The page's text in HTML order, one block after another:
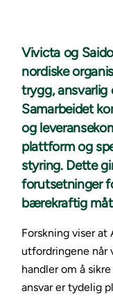
Vivicta og
nordiske
trygg,
Samarbeidet
og
plattform og
styring. Dette
forutsetninger
bærekraftig
Forskning viser at
utfordringene når
handler om å
ansvar er tydelig